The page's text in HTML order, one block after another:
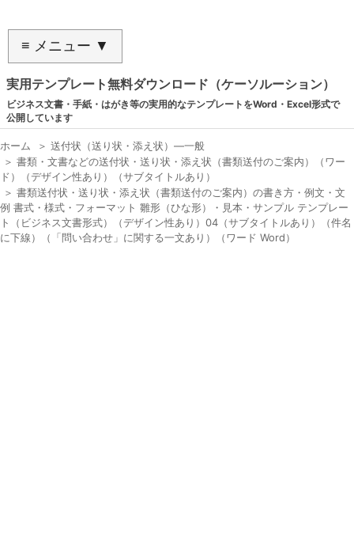
≡ メニュー ▼
実用テンプレート無料ダウンロード（ケーソルーション）
ビジネス文書・手紙・はがき等の実用的なテンプレートをWord・Excel形式で
公開しています
ホーム ＞ 送付状（送り状・添え状）―一般
＞ 書類・文書などの送付状・送り状・添え状（書類送付のご案内）（ワー
ド）（デザイン性あり）（サブタイトルあり）
＞ 書類送付状・送り状・添え状（書類送付のご案内）の書き方・例文・文
例 書式・様式・フォーマット 雛形（ひな形）・見本・サンプル テンプレー
ト（ビジネス文書形式）（デザイン性あり）04（サブタイトルあり）（件名
に下線）（「問い合わせ」に関する一文あり）（ワード Word）